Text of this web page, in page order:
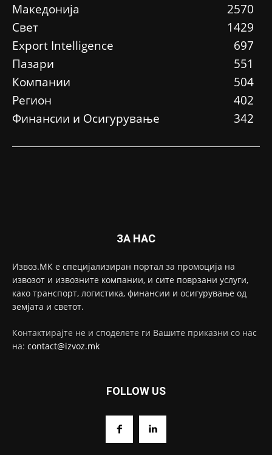
Македонија
2570
Свет
1429
Еxport Intelligence
697
Пазари
551
Компании
504
Регион
402
Финансии и Осигурување
342
ЗА НАС
Извоз.МК е специјализиран портал за промоција на
извозот и извозните компании, и сите поврзани услуги,
како транспорт, логистика, финансии и осигурување од
земјата и светот.
Контактирајте не и споделете ги Вашите приказни со нас
на: contact@izvoz.mk
FOLLOW US